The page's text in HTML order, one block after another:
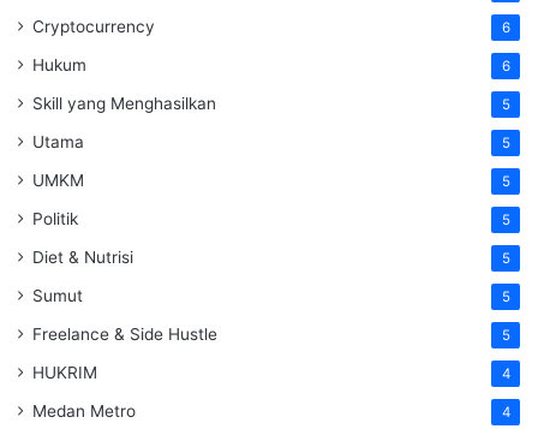
Cryptocurrency 6
Hukum 6
Skill yang Menghasilkan 5
Utama 5
UMKM 5
Politik 5
Diet & Nutrisi 5
Sumut 5
Freelance & Side Hustle 5
HUKRIM 4
Medan Metro 4